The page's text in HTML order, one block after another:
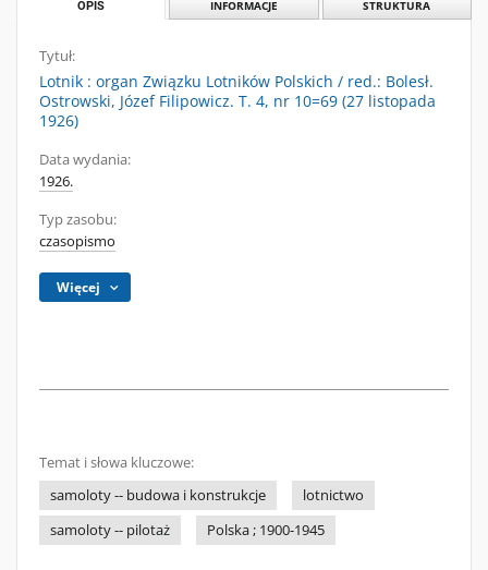
OPIS INFORMACJE STRUKTURA
Tytuł:
Lotnik : organ Związku Lotników Polskich / red.: Bolesł.
Ostrowski, Józef Filipowicz. T. 4, nr 10=69 (27 listopada
1926)
Data wydania:
1926.
Typ zasobu:
czasopismo
Więcej
Temat i słowa kluczowe:
samoloty -- budowa i konstrukcje
lotnictwo
samoloty -- pilotaż
Polska ; 1900-1945